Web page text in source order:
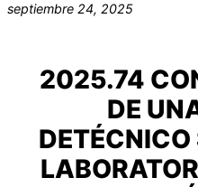
septiembre 24, 2025
2025.74
DE
DETÉCNICO